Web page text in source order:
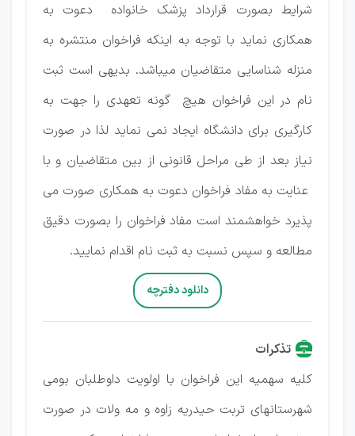
شرایط بصورت قرارداد پزشک خانواده دعوت به
همکاری نماید با توجه به اینکه فراخوان منتشره به
منزله شناسایی متقاضیان میباشد. بدیهی است ثبت
نام در این فراخوان هیچ گونه تعهدی را جهت به
کارگیری برای دانشگاه ایجاد نمی نماید لذا در صورت
نیاز بعد از طی مراحل قانونی از بین متقاضیان و با
عنایت به مفاد فراخوان دعوت به همکاری صورت می
پذیرد خواهشمند است مفاد فراخوان را بصورت دقیق
مطالعه و سپس نسبت به ثبت نام اقدام نمایید.
دانلود دفترچه
تذكرات
کلیه سهمیه این فراخوان با اولویت داوطلبان بومی
شهرستانهای تربت حیدریه زاوه و مه ولات در صورت